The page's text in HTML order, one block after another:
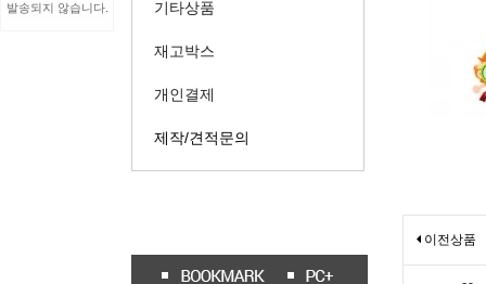
발송되지 않습니다.
기타상품
재고박스
개인결제
제작/견적문의
이전상품